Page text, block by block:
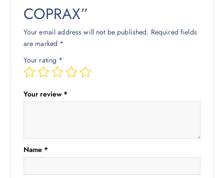
COPRAX”
Your email address will not be published. Required fields
are marked *
Your rating *
Your review *
Name *